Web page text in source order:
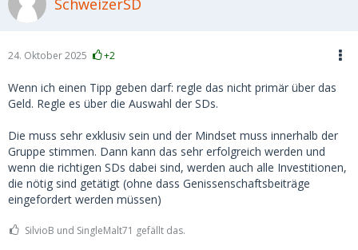
24. Oktober 2025 +2
Wenn ich einen Tipp geben darf: regle das nicht primär über das
Geld. Regle es über die Auswahl der SDs.
Die muss sehr exklusiv sein und der Mindset muss innerhalb der
Gruppe stimmen. Dann kann das sehr erfolgreich werden und
wenn die richtigen SDs dabei sind, werden auch alle Investitionen,
die nötig sind getätigt (ohne dass Genissenschaftsbeiträge
eingefordert werden müssen)
SilvioB und SingleMalt71 gefällt das.